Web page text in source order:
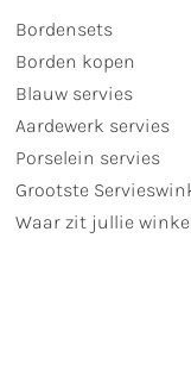
Bordensets
Borden kopen
Blauw servies
Aardewerk servies
Porselein servies
Grootste
Waar zit jullie